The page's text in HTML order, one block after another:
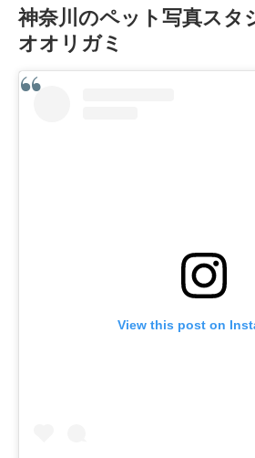
神奈川のペット写真スタ
オオリガミ
View this post on